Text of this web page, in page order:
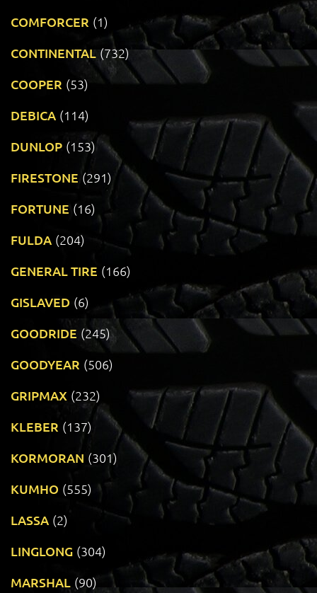
COMFORCER (1)
CONTINENTAL (732)
COOPER (53)
DEBICA (114)
DUNLOP (153)
FIRESTONE (291)
FORTUNE (16)
FULDA (204)
GENERAL TIRE (166)
GISLAVED (6)
GOODRIDE (245)
GOODYEAR (506)
GRIPMAX (232)
KLEBER (137)
KORMORAN (301)
KUMHO (555)
LASSA (2)
LINGLONG (304)
MARSHAL (90)